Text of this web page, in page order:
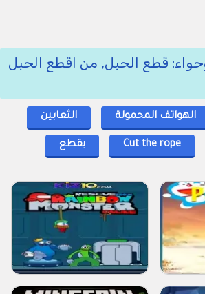
قطع الحبل, من اقطع الحبل
الهواتف المحمولة الثعابين
Cut the rope يقطع